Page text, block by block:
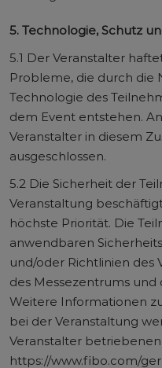
5. Technologie, Schutz
5.1 Der Veranstalter
Probleme, die durch die
Technologie des
dem Event entstehen.
Veranstalter in diesem
ausgeschlossen.
5.2 Die Sicherheit der
Veranstaltung
höchste Priorität. Die
anwendbaren
und/oder Richtlinien des
des Messezentrums
Weitere Informationen
bei der Veranstaltung
Veranstalter
https://www.fibo.com/